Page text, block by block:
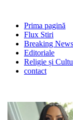
Prima pagină
Flux Stiri
Breaking News
Editoriale
Religie și
contact